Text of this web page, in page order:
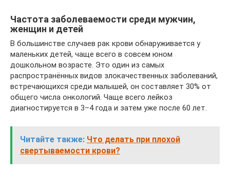
Частота заболеваемости среди мужчин,
женщин и детей
В большинстве случаев рак крови обнаруживается у
маленьких детей, чаще всего в совсем юном
дошкольном возрасте. Это один из самых
распространённых видов злокачественных заболеваний,
встречающихся среди малышей, он составляет 30% от
общего числа онкологий. Чаще всего лейкоз
диагностируется в 3–4 года и затем уже после 60 лет.
Читайте также: Что делать при плохой
свертываемости крови?